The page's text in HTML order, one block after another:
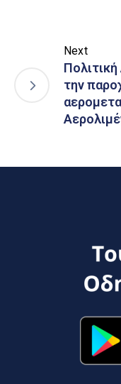
Next
την